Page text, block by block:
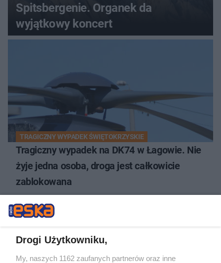
Spitsbergenie. Organek da
wyjątkowy koncert
TRAGICZNY WYPADEK ŚWIĘTOKRZYSKIE
Tragiczny wypadek na DK74 w Łagowie. Nie
żyje jedna osoba, droga jest całkowicie
zablokowana
Drogi Użytkowniku,
My, naszych 1162 zaufanych partnerów oraz inne